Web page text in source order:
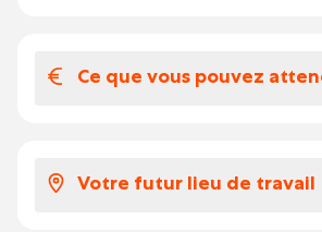
Ce que vous pouvez
Votre futur lieu de travail